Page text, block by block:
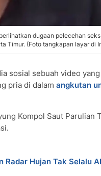
dugaan pelecehan
Timur. (Foto tangkapan layar di
sosial sebuah video
pria di dalam angkutan
Kompol Saut Parulian
Radar Hujan Tak Selalu